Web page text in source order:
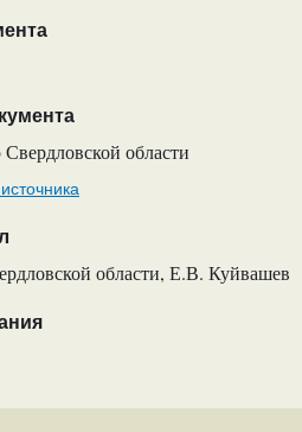
области
области, Е.В. Куйвашев